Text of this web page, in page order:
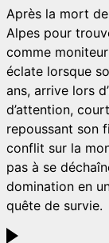
Après la mort de
Alpes pour
comme
éclate lorsque
ans, arrive lors
d’attention,
repoussant son
conflit sur la
pas à se
domination en
quête de survie.